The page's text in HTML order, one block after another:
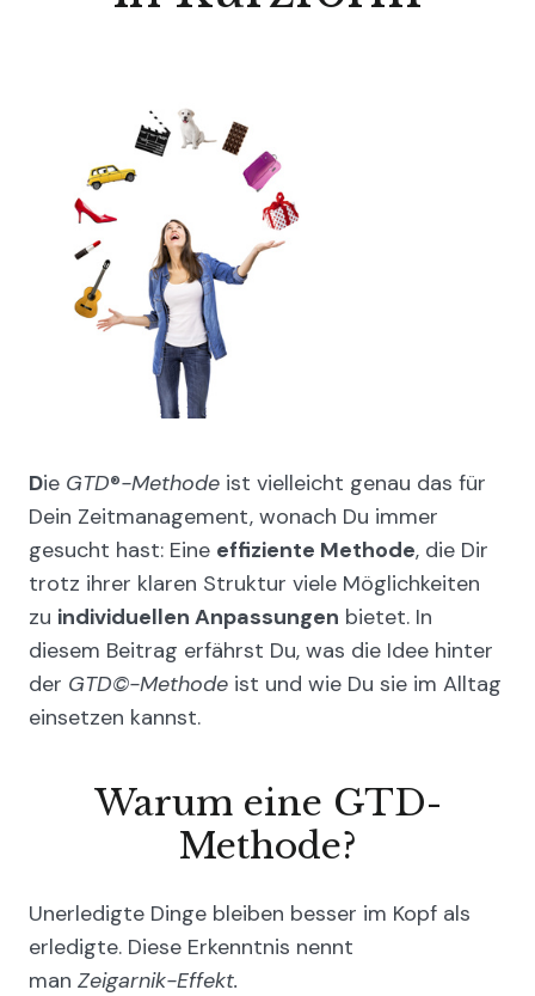
Die GTD®-Methode ist vielleicht genau das für
Dein Zeitmanagement, wonach Du immer
gesucht hast: Eine effiziente Methode, die Dir
trotz ihrer klaren Struktur viele Möglichkeiten
zu individuellen Anpassungen bietet. In
diesem Beitrag erfährst Du, was die Idee hinter
der GTD©-Methode ist und wie Du sie im Alltag
einsetzen kannst.
Warum eine GTD-
Methode?
Unerledigte Dinge bleiben besser im Kopf als
erledigte. Diese Erkenntnis nennt
man Zeigarnik-Effekt.